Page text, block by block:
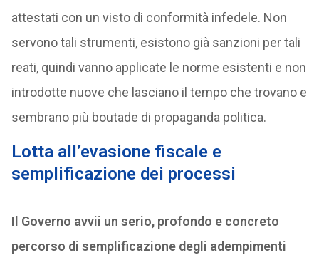
attestati con un visto di conformità infedele. Non
servono tali strumenti, esistono già sanzioni per tali
reati, quindi vanno applicate le norme esistenti e non
introdotte nuove che lasciano il tempo che trovano e
sembrano più boutade di propaganda politica.
Lotta all’evasione fiscale e
semplificazione dei processi
Il Governo avvii un serio, profondo e concreto
percorso di semplificazione degli adempimenti